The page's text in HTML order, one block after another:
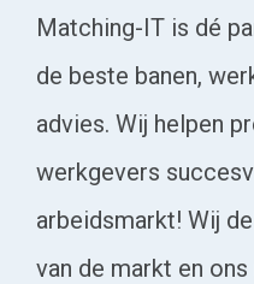
Matching-IT is dé
de beste banen,
advies. Wij helpen
werkgevers
arbeidsmarkt! Wij
van de markt en